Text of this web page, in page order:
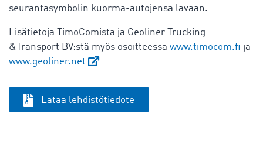
seurantasymbolin kuorma-autojensa lavaan.
Lisätietoja TimoComista ja Geoliner Trucking
&Transport BV:stä myös osoitteessa www.timocom.fi ja
www.geoliner.net
Lataa lehdistötiedote